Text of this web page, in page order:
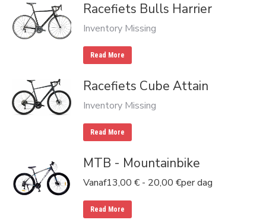
Racefiets Bulls Harrier
Inventory Missing
Read More
Racefiets Cube Attain
Inventory Missing
Read More
MTB - Mountainbike
Vanaf13,00 € - 20,00 €per dag
Read More